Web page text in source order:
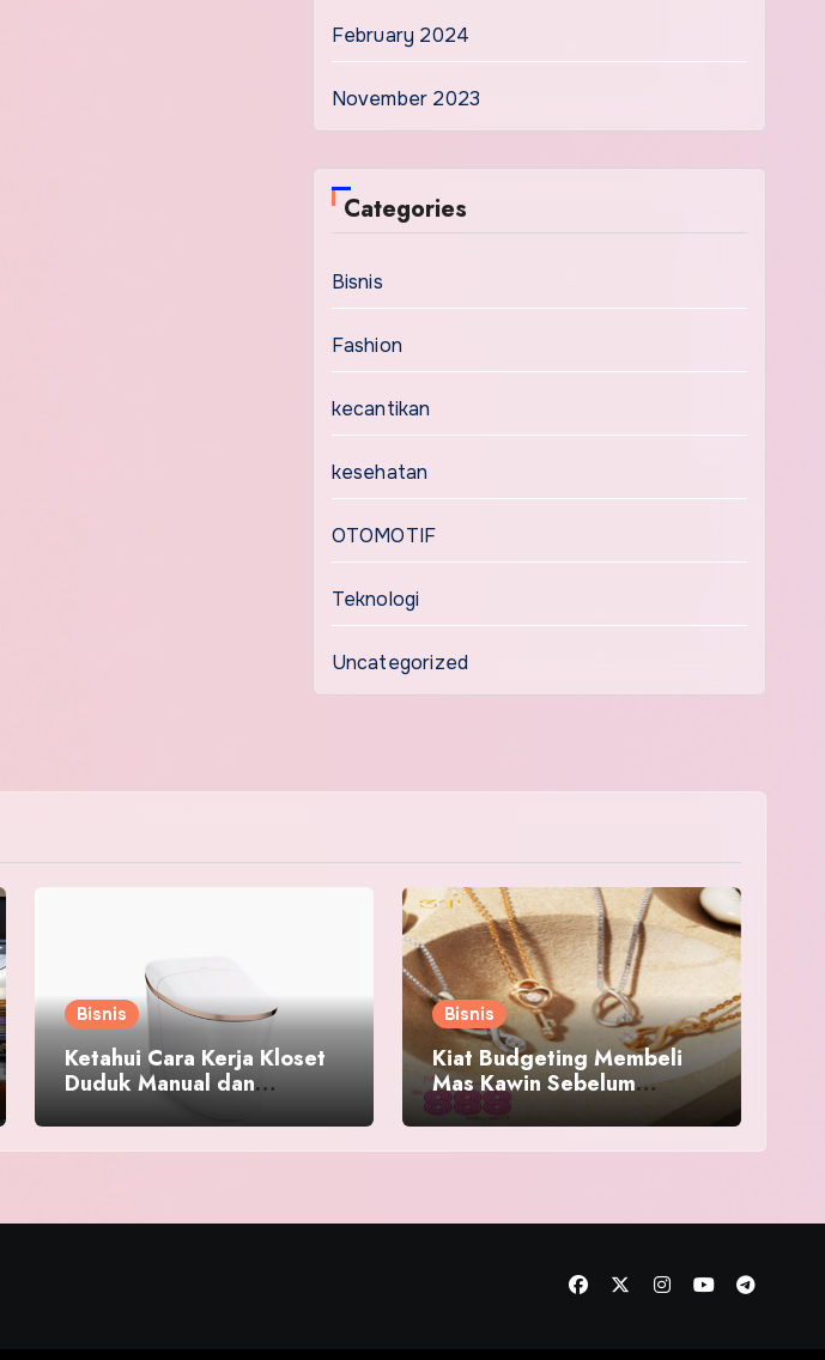
February 2024
November 2023
Categories
Bisnis
Fashion
kecantikan
kesehatan
OTOMOTIF
Teknologi
Uncategorized
Bisnis
Ketahui Cara Kerja Kloset
Duduk Manual dan
Perbedaannya Dengan
Kloset Otomatis !
Bisnis
Kiat Budgeting Membeli
Mas Kawin Sebelum
Membeli di Toko Emas
Bandung